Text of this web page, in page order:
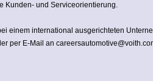
Kunden- und Serviceorientierung.
einem international ausgerichteten
per E-Mail an